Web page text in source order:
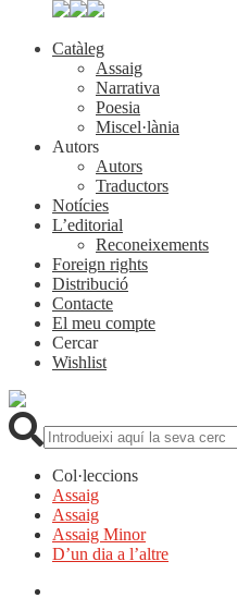
Catàleg
Assaig
Narrativa
Poesia
Miscel·lània
Autors
Autors
Traductors
Notícies
L’editorial
Reconeixements
Foreign rights
Distribució
Contacte
El meu compte
Cercar
Wishlist
Col·leccions
Assaig
Assaig
Assaig Minor
D’un dia a l’altre